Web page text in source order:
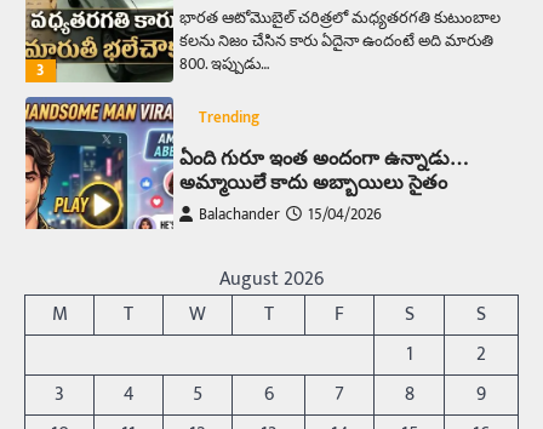
3
భారత ఆటోమొబైల్ చరిత్రలో మధ్యతరగతి కుటుంబాల
కలను నిజం చేసిన కారు ఏదైనా ఉందంటే అది మారుతి
800. ఇప్పుడు…
4
Trending
ఏంది గురూ ఇంత అందంగా ఉన్నాడు…
అమ్మాయిలే కాదు అబ్బాయిలు సైతం
Balachander 15/04/2026
బోమ్మ అని పిలుస్తాం. స్పెయిన్‌ అమ్మాయిలు చాలా
అందంగా ఉంటారనే నానుడి…
రోడ్డుపై ఏరులై పారిన బీర్లు… ఘాటుతో
మండుతున్న నోర్లు
August 2026
M
T W T F S
S
1
2
3
4 5 6 7 8
9